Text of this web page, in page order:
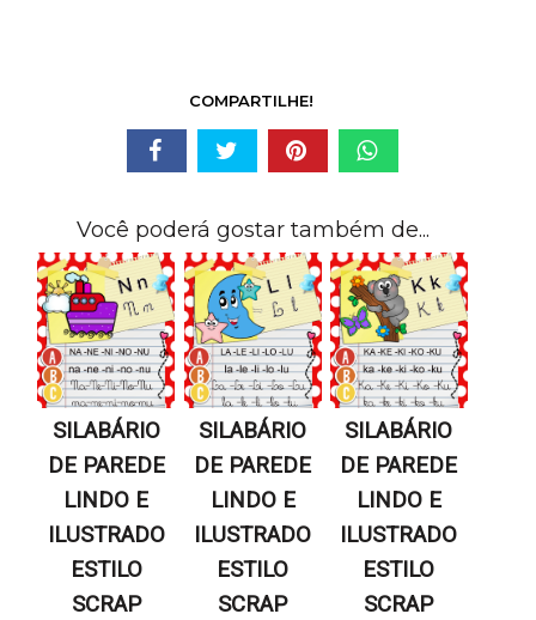
COMPARTILHE!
Você poderá gostar também de...
SILABÁRIO
DE PAREDE
LINDO E
ILUSTRADO
ESTILO
SCRAP
SILABÁRIO
DE PAREDE
LINDO E
ILUSTRADO
ESTILO
SCRAP
SILABÁRIO
DE PAREDE
LINDO E
ILUSTRADO
ESTILO
SCRAP